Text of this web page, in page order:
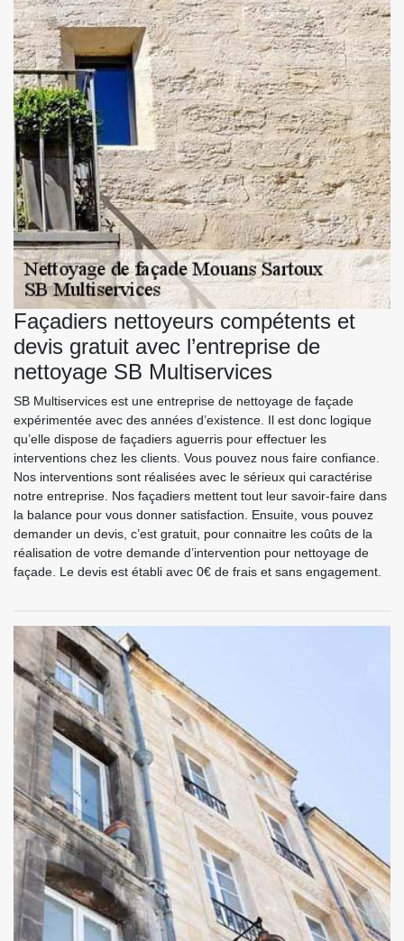
Façadiers nettoyeurs compétents et
devis gratuit avec l’entreprise de
nettoyage SB Multiservices
SB Multiservices est une entreprise de nettoyage de façade
expérimentée avec des années d’existence. Il est donc logique
qu’elle dispose de façadiers aguerris pour effectuer les
interventions chez les clients. Vous pouvez nous faire confiance.
Nos interventions sont réalisées avec le sérieux qui caractérise
notre entreprise. Nos façadiers mettent tout leur savoir-faire dans
la balance pour vous donner satisfaction. Ensuite, vous pouvez
demander un devis, c’est gratuit, pour connaitre les coûts de la
réalisation de votre demande d’intervention pour nettoyage de
façade. Le devis est établi avec 0€ de frais et sans engagement.